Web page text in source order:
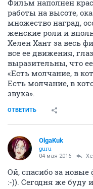
Фильм наполнен
работы на высоте,
множество наград,
женские роли и
Хелен Хант за весь
все ее движения,
выразительны, что
«Есть молчание, в
Есть молчание, в
звука».
ОТВЕТИТЬ
OlgaKuk
guru
04 мая 2016
Ой, спасибо за
:-)). Сегодня же буду